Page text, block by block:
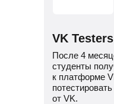
VK Testers
После 4
студенты
к платформе
от VK.